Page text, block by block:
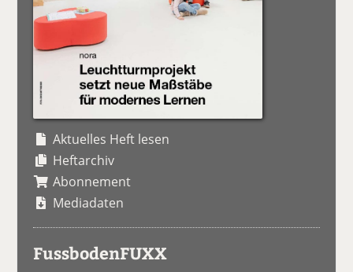
Aktuelles Heft lesen
Heftarchiv
Abonnement
Mediadaten
FussbodenFUXX